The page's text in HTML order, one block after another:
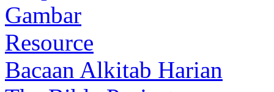
Gambar
Resource
Bacaan Alkitab Harian